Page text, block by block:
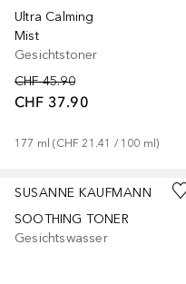
Ultra Calming
Mist
Gesichtstoner
CHF 45.90
CHF 37.90
177 ml (CHF 21.41 / 100 ml)
SUSANNE KAUFMANN
SOOTHING TONER
Gesichtswasser